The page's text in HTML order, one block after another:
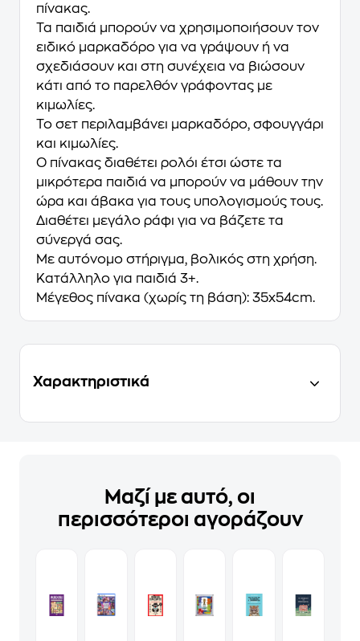
πίνακας.
Τα παιδιά μπορούν να χρησιμοποιήσουν τον
ειδικό μαρκαδόρο για να γράψουν ή να
σχεδιάσουν και στη συνέχεια να βιώσουν
κάτι από το παρελθόν γράφοντας με
κιμωλίες.
Το σετ περιλαμβάνει μαρκαδόρο, σφουγγάρι
και κιμωλίες.
Ο πίνακας διαθέτει ρολόι έτσι ώστε τα
μικρότερα παιδιά να μπορούν να μάθουν την
ώρα και άβακα για τους υπολογισμούς τους.
Διαθέτει μεγάλο ράφι για να βάζετε τα
σύνεργά σας.
Με αυτόνομο στήριγμα, βολικός στη χρήση.
Κατάλληλο για παιδιά 3+.
Μέγεθος πίνακα (χωρίς τη βάση): 35x54cm.
Χαρακτηριστικά
Μαζί με αυτό, οι
περισσότεροι αγοράζουν